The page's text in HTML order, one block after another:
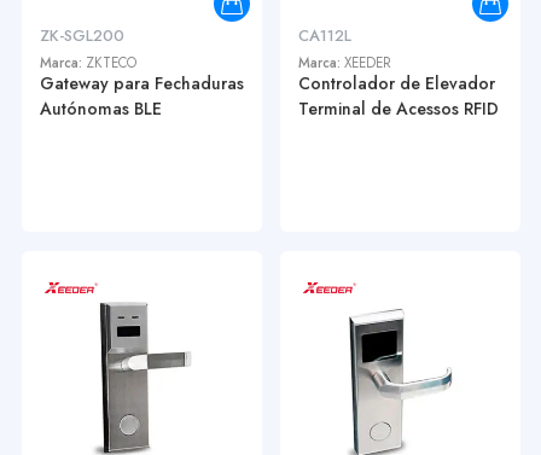
ZK-SGL200
Marca: ZKTECO
Gateway para Fechaduras
Autónomas BLE
CA112L
Marca: XEEDER
Controlador de Elevador
Terminal de Acessos RFID